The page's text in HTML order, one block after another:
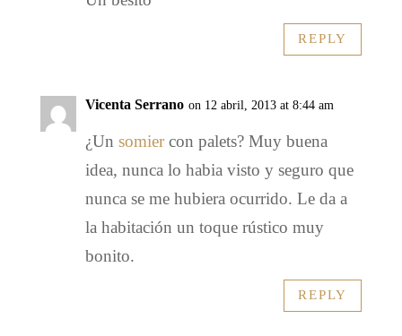
REPLY
Vicenta Serrano on 12 abril, 2013 at 8:44 am
¿Un somiercon palets? Muy buena
idea, nunca lo habia visto y seguro que
nunca se me hubiera ocurrido. Le da a
la habitación un toque rústico muy
bonito.
REPLY